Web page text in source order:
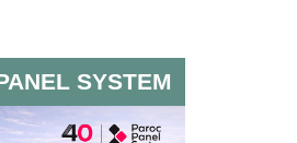
SYSTEM